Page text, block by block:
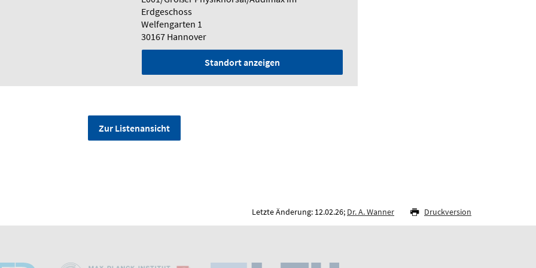
Erdgeschoss
Welfengarten 1
30167 Hannover
Standort anzeigen
Zur Listenansicht
Letzte Änderung: 12.02.26; Dr. A. Wanner Druckversion